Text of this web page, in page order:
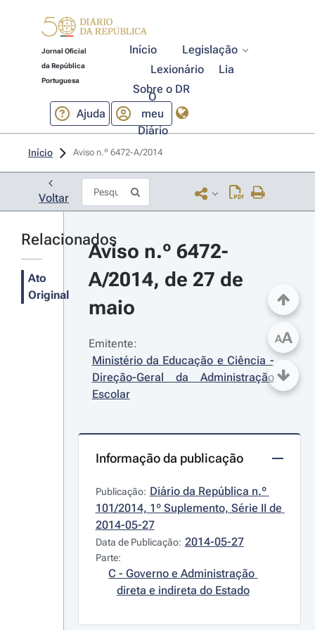
Jornal Oficial
da República
Portuguesa
Início
Legislação
Lexionário
Lia
Sobre o DR
Ajuda
O
meu
Diário
Início Aviso n.º 6472-A/2014
Voltar
Relacionados
Ato
Original
Aviso n.º 6472-
A/2014, de 27 de
maio
Emitente:
Ministério da Educação e Ciência -
Direção-Geral da Administração
Escolar
Informação da publicação
Publicação: Diário da República n.º
101/2014, 1º Suplemento, Série II de
2014-05-27
Data de Publicação: 2014-05-27
Parte:
C - Governo e Administração
direta e indireta do Estado
AA